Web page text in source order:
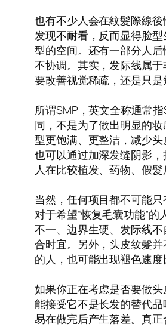
也有不少人会在紋髮際線
发现不耐看，反而显得脸
型的空间。还有一部分人
不协调。其实，发际线属
要改善视觉稀疏，还是只
所谓SMP，英文全称通常
同，不是为了做出明显的
型更饱满、更整洁，减少
也可以通过加深发缝阴影
人在比较植发、药物、假
当然，任何项目都不可能
对于希望“恢复毛囊功能”
不一、边界生硬、发际线
合时宜。另外，头皮纹髮
的人，也可能出现褪色速度
如果你正在考虑是否要做
能接受它不是长发的替代
易在做完后产生落差。真